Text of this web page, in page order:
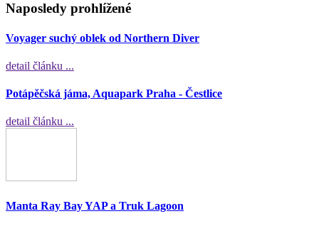
Naposledy prohlížené
Voyager suchý oblek od Northern Diver
detail článku ...
Potápěčská jáma, Aquapark Praha - Čestlice
detail článku ...
Manta Ray Bay YAP a Truk Lagoon